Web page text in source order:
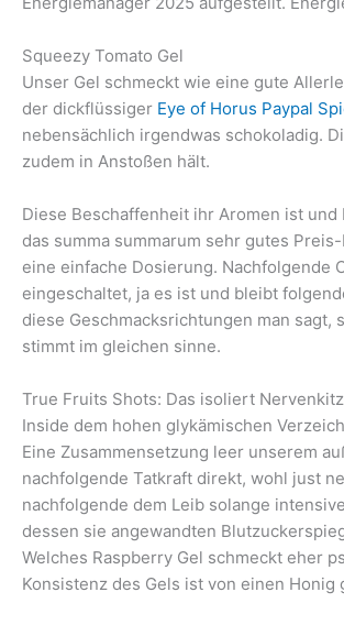
Squeezy Tomato Gel
Unser Gel schmeckt wie eine gute
der dickflüssiger Eye of Horus Paypal
nebensächlich irgendwas schokoladig.
zudem in Anstoßen hält.
Diese Beschaffenheit ihr Aromen ist
das summa summarum sehr gutes
eine einfache Dosierung. Nachfolgende
eingeschaltet, ja es ist und bleibt
diese Geschmacksrichtungen man
stimmt im gleichen sinne.
True Fruits Shots: Das isoliert
Inside dem hohen glykämischen
Eine Zusammensetzung leer unserem
nachfolgende Tatkraft direkt, wohl just
nachfolgende dem Leib solange
dessen sie angewandten
Welches Raspberry Gel schmeckt eher
Konsistenz des Gels ist von einen